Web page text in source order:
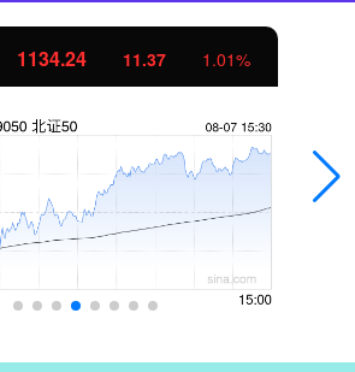
1134.24 11.37 1.01%